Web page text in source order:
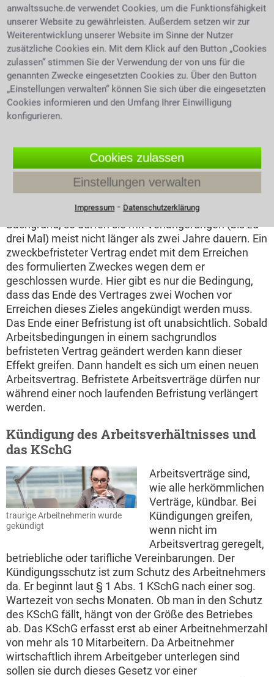
Unternehmen passt.
Wie oft dürfen Arbeitgeber die Befristung
verlängern?
lächelnde Frau unterzeichnet
Zeitlich befristete
Verträge mit Sachgrund
unterliegen keiner
Befristungsgrenze und
gewisses Maß nicht
überschreiten, da dies
als Rechtsmissbrauch
gedeutet werden kann.
Haben sie keinen
Sachgrund, so dürfen sie mit Verlängerungen (bis zu
drei Mal) meist nicht länger als zwei Jahre dauern. Ein
zweckbefristeter Vertrag endet mit dem Erreichen
des formulierten Zweckes wegen dem er
geschlossen wurde. Hier gibt es nur die Bedingung,
dass das Ende des Vertrages zwei Wochen vor
Erreichen dieses Zieles angekündigt werden muss.
Das Ende einer Befristung ist oft unabsichtlich. Sobald
Arbeitsbedingungen in einem sachgrundlos
befristeten Vertrag geändert werden kann dieser
Effekt greifen. Dann handelt es sich um einen neuen
Arbeitsvertrag. Befristete Arbeitsverträge dürfen nur
während einer noch laufenden Befristung verlängert
werden.
Kündigung des Arbeitsverhältnisses und
das KSchG
traurige Arbeitnehmerin wurde
gekündigt
Arbeitsverträge sind,
wie alle herkömmlichen
Verträge, kündbar. Bei
Kündigungen greifen,
wenn nicht im
Arbeitsvertrag geregelt,
betriebliche oder tarifliche Vereinbarungen. Der
Kündigungsschutz ist zum Schutz des Arbeitnehmers
da. Er beginnt laut § 1 Abs. 1 KSchG nach einer sog.
Wartezeit von sechs Monaten. Ob man in den Schutz
des KSchG fällt, hängt von der Größe des Betriebes
ab. Das KSchG erfasst erst ab einer Arbeitnehmerzahl
von mehr als 10 Mitarbeitern. Da Arbeitnehmer
wirtschaftlich ihrem Arbeitgeber unterlegen sind
sollen sie durch dieses Gesetz vor einer
anwaltssuche.de verwendet Cookies, um die Funktionsfähigkeit
unserer Website zu gewährleisten. Außerdem setzen wir zur
Weiterentwicklung unserer Website im Sinne der Nutzer
zusätzliche Cookies ein. Mit dem Klick auf den Button „Cookies
zulassen“ stimmen Sie der Verwendung der von uns für die
genannten Zwecke eingesetzten Cookies zu. Über den Button
„Einstellungen verwalten“ können Sie sich über die eingesetzten
Cookies informieren und den Umfang Ihrer Einwilligung
konfigurieren.
Cookies zulassen
Einstellungen verwalten
Impressum⁃ Datenschutzerklärung